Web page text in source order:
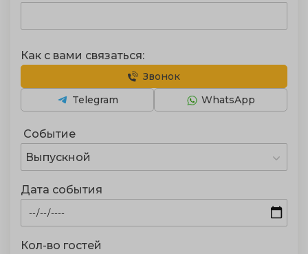
Событие
Выпускной
Дата события
Кол-во гостей
Как с вами связаться:
Звонок
WhatsApp
Telegram